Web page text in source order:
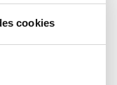
cookies